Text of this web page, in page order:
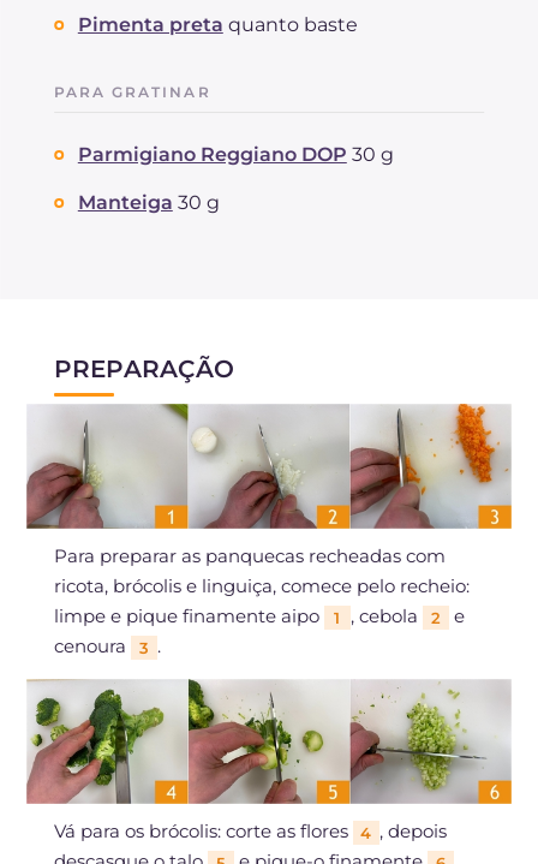
Pimenta preta quanto baste
PARA GRATINAR
Parmigiano Reggiano DOP 30 g
Manteiga 30 g
PREPARAÇÃO
Para preparar as panquecas recheadas com
ricota, brócolis e linguiça, comece pelo recheio:
limpe e pique finamente aipo
1 , cebola 2
e
cenoura
3 .
Vá para os brócolis: corte as flores 4 , depois